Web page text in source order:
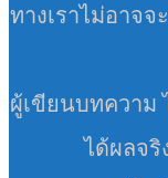
ทางเราไม่อาจ
ผู้เขียนบทความ
ได้ผลจ